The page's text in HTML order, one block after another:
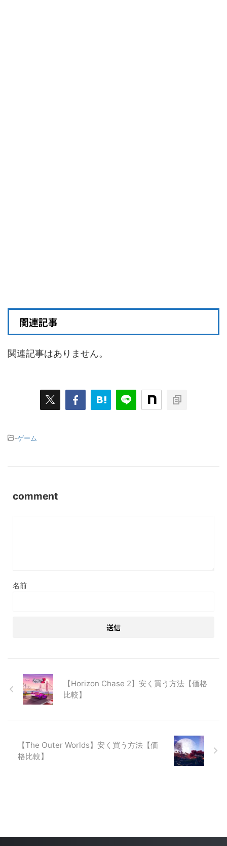
関連記事
関連記事はありません。
-ゲーム
comment
名前
【Horizon Chase 2】安く買う方法【価格
比較】
【The Outer Worlds】安く買う方法【価
格比較】